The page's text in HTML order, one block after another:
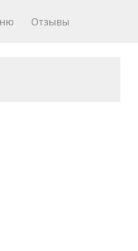
Отзывы